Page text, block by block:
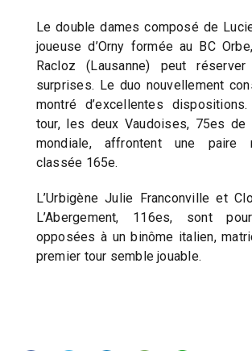
Le double dames composé de
joueuse d’Orny formée au BC
Racloz (Lausanne) peut
surprises. Le duo nouvellement
montré d’excellentes
tour, les deux Vaudoises, 75es de
mondiale, affrontent une paire
classée 165e.
L’Urbigène Julie Franconville et
L’Abergement, 116es, sont
opposées à un binôme italien,
premier tour semble jouable.